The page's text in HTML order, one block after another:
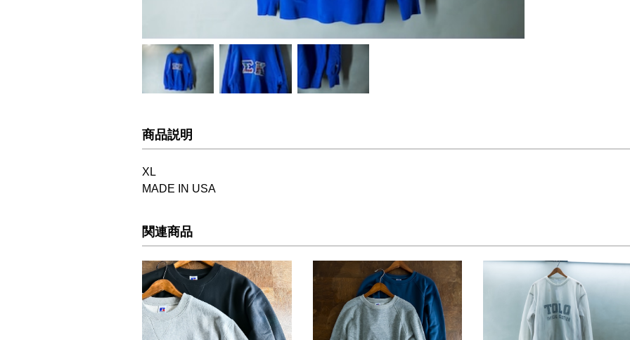
商品説明
XL
MADE IN USA
関連商品